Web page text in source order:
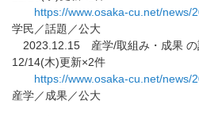
https://www.osaka-cu.net/news/
学民／話題／公大
2023.12.15 産学/取組
12/14(木)更新×2件
https://www.osaka-cu.net/news/
産学／成果／公大